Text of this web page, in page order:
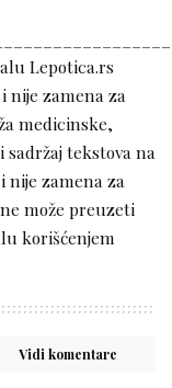
Lepotica.rs
nije zamena za
medicinske,
tekstova na
nije zamena za
može preuzeti
korišćenjem
Vidi komentare